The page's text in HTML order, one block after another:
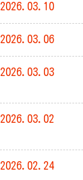
2026.03.10
2026.03.06
2026.03.03
2026.03.02
2026.02.24